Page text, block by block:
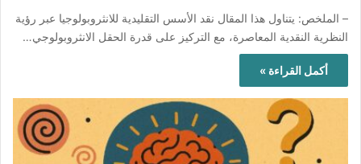
– الملخص: يتناول هذا المقال نقد الأسس التقليدية للانثروبولوجيا عبر رؤية
النظرية النقدية المعاصرة، مع التركيز على قدرة الحقل الانثروبولوجي…
أكمل القراءة »